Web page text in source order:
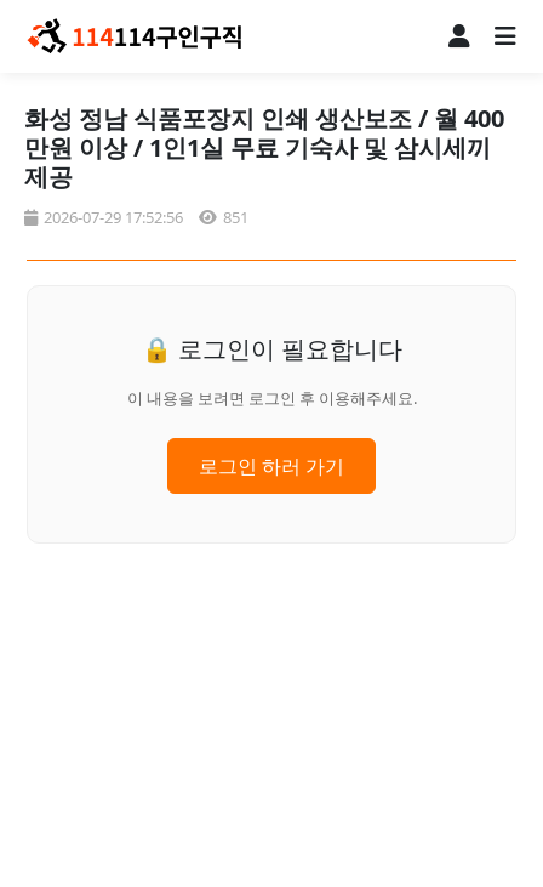
화성 정남 식품포장지 인쇄 생산보조 / 월 400
만원 이상 / 1인1실 무료 기숙사 및 삼시세끼
제공
2026-07-29 17:52:56 851
🔒 로그인이 필요합니다
이 내용을 보려면 로그인 후 이용해주세요.
로그인 하러 가기